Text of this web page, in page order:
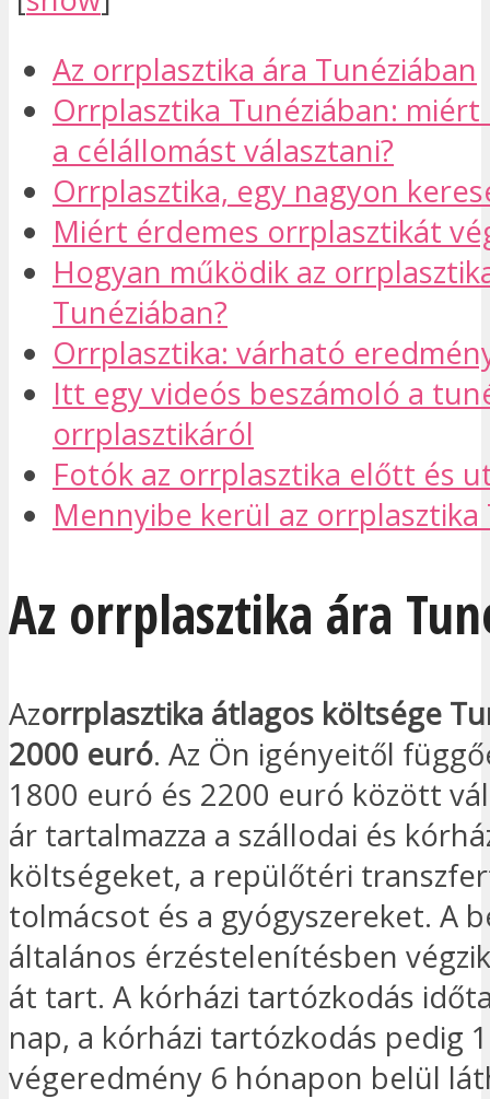
Az orrplasztika ára Tunéziában
Orrplasztika Tunéziában:
a célállomást választani?
Orrplasztika, egy nagyon
Miért érdemes orrplasztikát
Hogyan működik az
Tunéziában?
Orrplasztika: várható
Itt egy videós beszámoló a
orrplasztikáról
Fotók az orrplasztika előtt és
Mennyibe kerül az orrplasztika
Az orrplasztika ára
Azorrplasztika átlagos költsége
2000 euró. Az Ön igényeitől
1800 euró és 2200 euró között
ár tartalmazza a szállodai és
költségeket, a repülőtéri
tolmácsot és a gyógyszereket. A
általános érzéstelenítésben
át tart. A kórházi tartózkodás
nap, a kórházi tartózkodás pedig
végeredmény 6 hónapon belül